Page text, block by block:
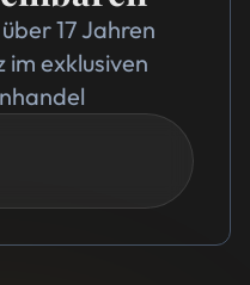
17 Jahren
exklusiven